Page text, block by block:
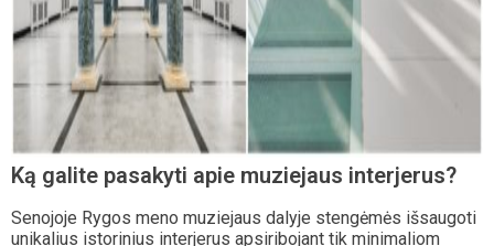
Ką galite pasakyti apie muziejaus interjerus?
Senojoje Rygos meno muziejaus dalyje stengėmės išsaugoti
unikalius istorinius interjerus apsiribojant tik minimaliom